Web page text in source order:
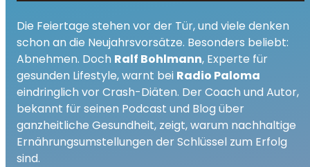
play_arrow So funktioniert gesundes Abnehmen
ohne Jojo-Effekt
00:00
Die Feiertage stehen vor der Tür, und viele denken
schon an die Neujahrsvorsätze. Besonders beliebt:
Abnehmen. Doch Ralf Bohlmann, Experte für
gesunden Lifestyle, warnt bei Radio Paloma
eindringlich vor Crash-Diäten. Der Coach und Autor,
bekannt für seinen Podcast und Blog über
ganzheitliche Gesundheit, zeigt, warum nachhaltige
Ernährungsumstellungen der Schlüssel zum Erfolg
sind.